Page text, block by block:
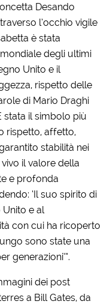
Desando
l’occhio vigile
è stata
degli ultimi
Unito e il
rispetto delle
di Mario Draghi
stata il simbolo più
rispetto, affetto,
stabilità nei
il valore della
e profonda
‘Il suo spirito di
Unito e al
con cui ha ricoperto
sono state una
generazioni’”.
dei post
a Bill Gates, da